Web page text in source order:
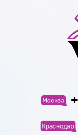
Москва
Краснодар